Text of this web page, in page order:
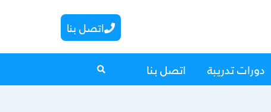
اتصل بنا
دورات تدريبة اتصل بنا